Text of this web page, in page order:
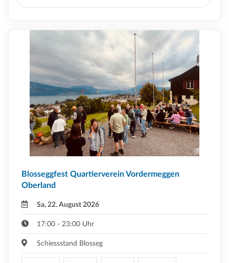
Blosseggfest Quartierverein Vordermeggen
Oberland
Sa, 22. August 2026
17:00 - 23:00 Uhr
Schiessstand Blosseg